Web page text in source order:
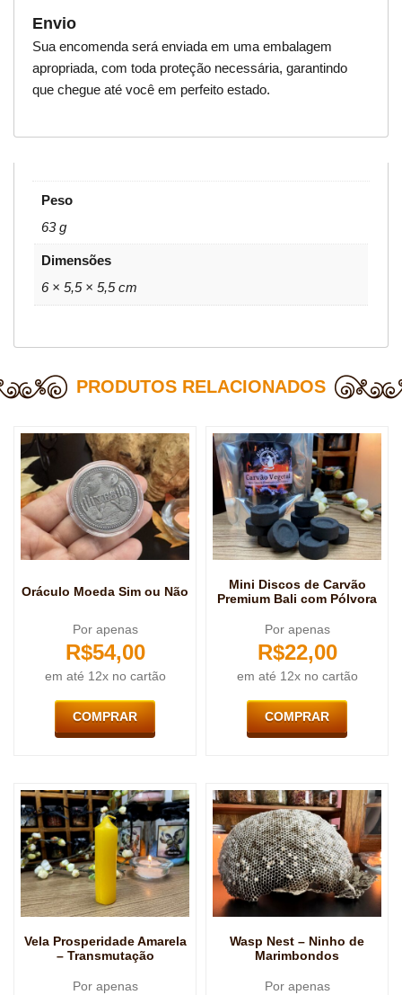
Envio
Sua encomenda será enviada em uma embalagem
apropriada, com toda proteção necessária, garantindo
que chegue até você em perfeito estado.
Peso
63 g
Dimensões
6 × 5,5 × 5,5 cm
PRODUTOS RELACIONADOS
Oráculo Moeda Sim ou Não
Por apenas
R$54,00
em até 12x no cartão
COMPRAR
Mini Discos de Carvão
Premium Bali com Pólvora
Por apenas
R$22,00
em até 12x no cartão
COMPRAR
Vela Prosperidade Amarela
– Transmutação
Por apenas
Wasp Nest – Ninho de
Marimbondos
Por apenas